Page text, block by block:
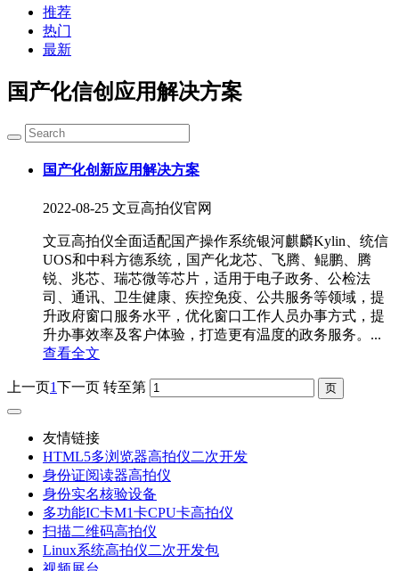
推荐
热门
最新
国产化信创应用解决方案
国产化创新应用解决方案
2022-08-25 文豆高拍仪官网
文豆高拍仪全面适配国产操作系统银河麒麟Kylin、统信
UOS和中科方德系统，国产化龙芯、飞腾、鲲鹏、腾
锐、兆芯、瑞芯微等芯片，适用于电子政务、公检法
司、通讯、卫生健康、疾控免疫、公共服务等领域，提
升政府窗口服务水平，优化窗口工作人员办事方式，提
升办事效率及客户体验，打造更有温度的政务服务。...
查看全文
上一页1下一页 转至第
友情链接
HTML5多浏览器高拍仪二次开发
身份证阅读器高拍仪
身份实名核验设备
多功能IC卡M1卡CPU卡高拍仪
扫描二维码高拍仪
Linux系统高拍仪二次开发包